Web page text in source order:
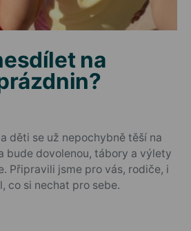
na
děti se už nepochybně těší na
bude dovolenou, tábory a výlety
Připravili jsme pro vás, rodiče, i
co si nechat pro sebe.